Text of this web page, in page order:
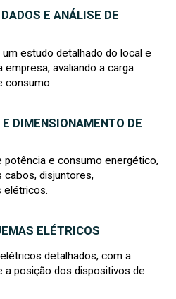
E ANÁLISE DE
estudo detalhado do local e
avaliando a carga
consumo.
DIMENSIONAMENTO DE
potência e consumo energético,
disjuntores,
elétricos.
ELÉTRICOS
detalhados, com a
posição dos dispositivos de